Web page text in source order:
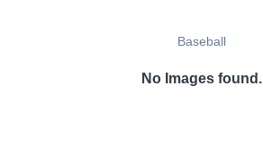
Baseball
No Images found.